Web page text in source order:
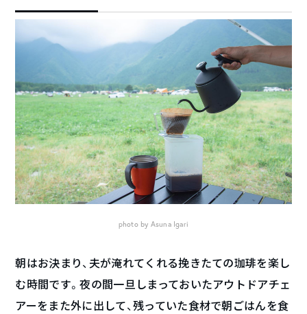
photo by Asuna Igari
朝はお決まり、夫が淹れてくれる挽きたての珈琲を楽し
む時間です。夜の間一旦しまっておいたアウトドアチェ
アーをまた外に出して、残っていた食材で朝ごはんを食